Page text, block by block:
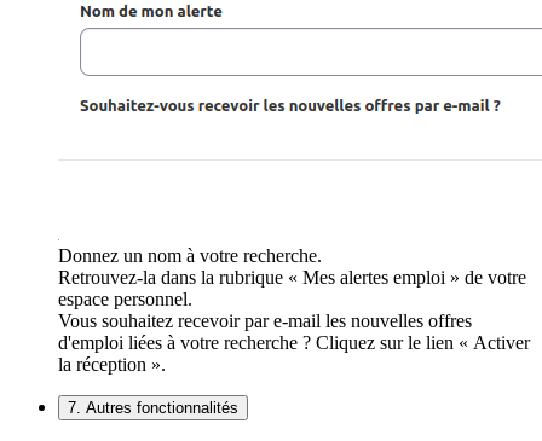
Donnez un nom à votre recherche.
Retrouvez-la dans la rubrique « Mes alertes emploi » de votre
espace personnel.
Vous souhaitez recevoir par e-mail les nouvelles offres
d'emploi liées à votre recherche ? Cliquez sur le lien « Activer
la réception ».
7. Autres fonctionnalités